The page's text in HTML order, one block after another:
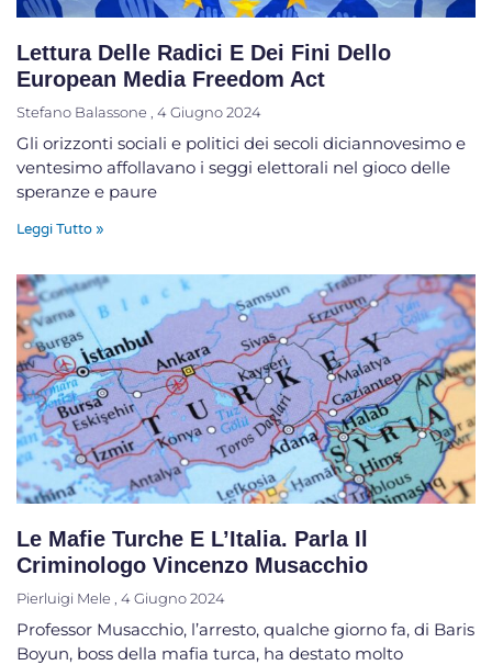
Lettura Delle Radici E Dei Fini Dello
European Media Freedom Act
Stefano Balassone 4 Giugno 2024
Gli orizzonti sociali e politici dei secoli diciannovesimo e
ventesimo affollavano i seggi elettorali nel gioco delle
speranze e paure
Leggi Tutto »
Le Mafie Turche E L’Italia. Parla Il
Criminologo Vincenzo Musacchio
Pierluigi Mele 4 Giugno 2024
Professor Musacchio, l’arresto, qualche giorno fa, di Baris
Boyun, boss della mafia turca, ha destato molto